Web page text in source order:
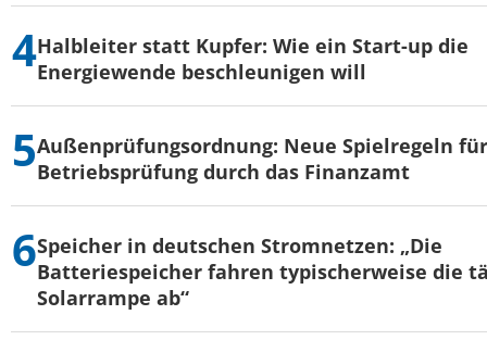
Halbleiter statt Kupfer: Wie ein Start-up die
Energiewende beschleunigen will
Außenprüfungsordnung: Neue Spielregeln
Betriebsprüfung durch das Finanzamt
Speicher in deutschen Stromnetzen: „Die
Batteriespeicher fahren typischerweise die
Solarrampe ab“